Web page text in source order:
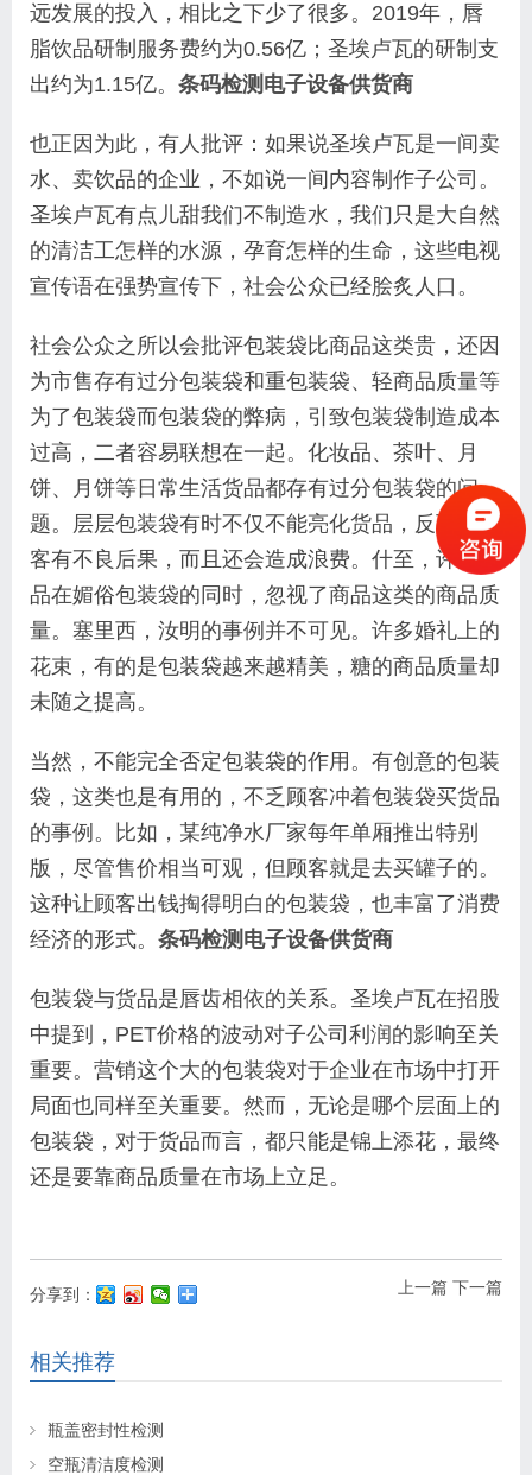
远发展的投入，相比之下少了很多。2019年，唇
脂饮品研制服务费约为0.56亿；圣埃卢瓦的研制支
出约为1.15亿。 条码检测电子设备供货商
也正因为此，有人批评：如果说圣埃卢瓦是一间卖
水、卖饮品的企业，不如说一间内容制作子公司。
圣埃卢瓦有点儿甜我们不制造水，我们只是大自然
的清洁工怎样的水源，孕育怎样的生命，这些电视
宣传语在强势宣传下，社会公众已经脍炙人口。
社会公众之所以会批评包装袋比商品这类贵，还因
为市售存有过分包装袋和重包装袋、轻商品质量等
为了包装袋而包装袋的弊病，引致包装袋制造成本
过高，二者容易联想在一起。化妆品、茶叶、月
饼、月饼等日常生活货品都存有过分包装袋的问
题。层层包装袋有时不仅不能亮化货品，反而让顾
客有不良后果，而且还会造成浪费。什至，许多货
品在媚俗包装袋的同时，忽视了商品这类的商品质
量。塞里西，汝明的事例并不可见。许多婚礼上的
花束，有的是包装袋越来越精美，糖的商品质量却
未随之提高。
当然，不能完全否定包装袋的作用。有创意的包装
袋，这类也是有用的，不乏顾客冲着包装袋买货品
的事例。比如，某纯净水厂家每年单厢推出特别
版，尽管售价相当可观，但顾客就是去买罐子的。
这种让顾客出钱掏得明白的包装袋，也丰富了消费
经济的形式。 条码检测电子设备供货商
包装袋与货品是唇齿相依的关系。圣埃卢瓦在招股
中提到，PET价格的波动对子公司利润的影响至关
重要。营销这个大的包装袋对于企业在市场中打开
局面也同样至关重要。然而，无论是哪个层面上的
包装袋，对于货品而言，都只能是锦上添花，最终
还是要靠商品质量在市场上立足。
上一篇 下一篇
分享到：
相关推荐
瓶盖密封性检测
空瓶清洁度检测